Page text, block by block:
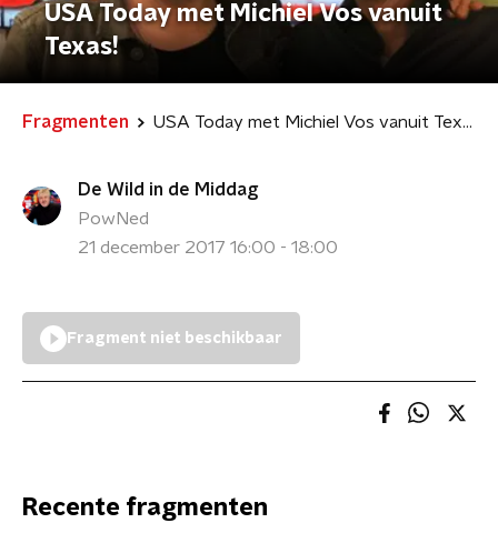
USA Today met Michiel Vos vanuit
Texas!
Fragmenten USA Today met Michiel Vos vanuit Texas!
De Wild in de Middag
PowNed
21 december 2017 16:00 - 18:00
Fragment niet beschikbaar
Recente fragmenten